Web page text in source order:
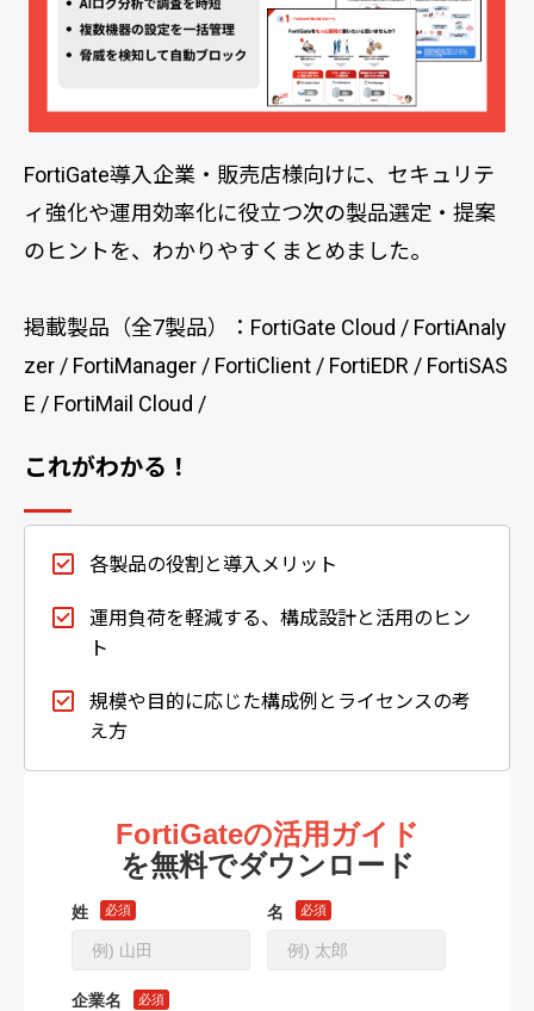
FortiGate導入企業・販売店様向けに、 セキュリテ
ィ強化や運用効率化に役立つ次の製品選定・提案
のヒントを、わかりやすくまとめました。
掲載製品（全7製品）： FortiGate Cloud / FortiAnaly
zer / FortiManager / FortiClient / FortiEDR / FortiSAS
E / FortiMail Cloud /
これがわかる！
各製品の役割と導入メリット
運用負荷を軽減する、構成設計と活用のヒン
ト
規模や目的に応じた構成例とライセンスの考
え方